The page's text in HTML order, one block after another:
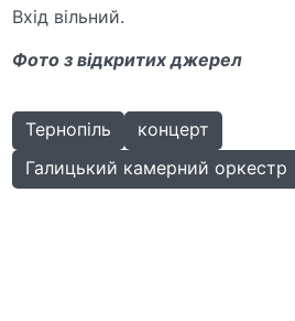
Вхід вільний.
Фото з відкритих джерел
Тернопіль
концерт
Галицький камерний оркестр